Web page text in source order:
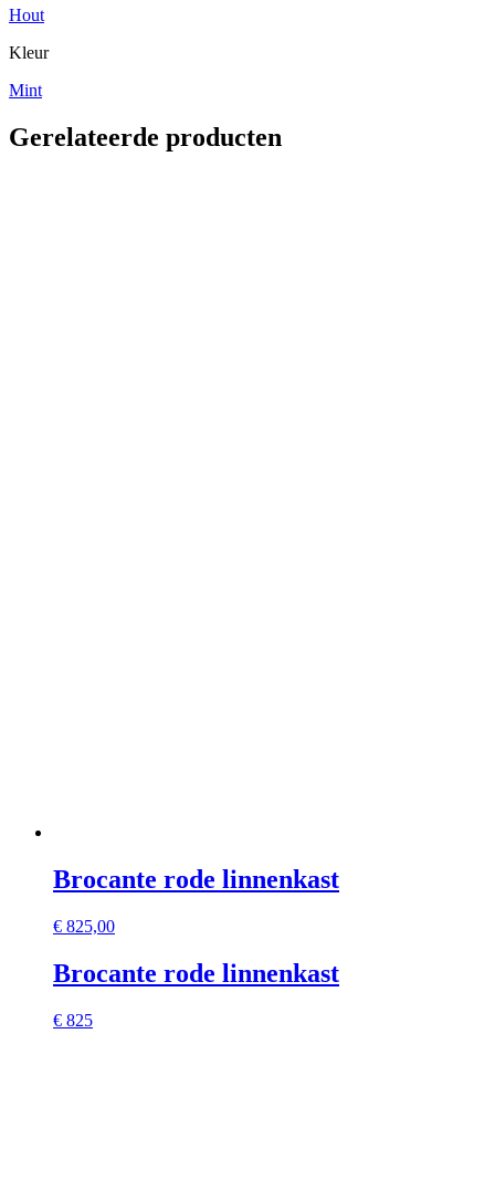
Hout
Kleur
Mint
Gerelateerde producten
Brocante rode linnenkast
€ 825,00
Brocante rode linnenkast
€ 825